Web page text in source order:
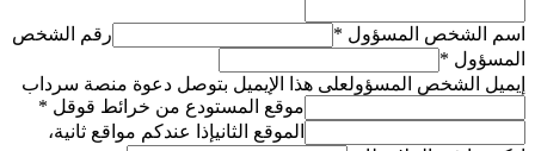
اسم الشخص المسؤول *
رقم الشخص
المسؤول *
إيميل الشخص المسؤولعلى هذا الإيميل بتوصل دعوة منصة سرداب
موقع المستودع من خرائط قوقل *
الموقع الثانيإذا عندكم مواقع ثانية،